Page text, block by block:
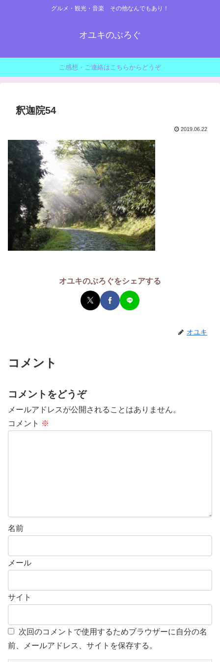
グルメ・観光・音楽 その他なんでもあり！
オユキのぶろぐ
ご感想・ご連絡はこちらからどうぞ
釈迦院54
2019.06.22
オユキのぶろぐをシェアする
オユキ
コメント
コメントをどうぞ
メールアドレスが公開されることはありません。
コメント ※
名前
メール
サイト
次回のコメントで使用するためブラウザーに自分の名
前、メールアドレス、サイトを保存する。